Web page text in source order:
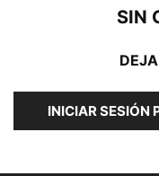
SIN
INICIAR SESIÓN